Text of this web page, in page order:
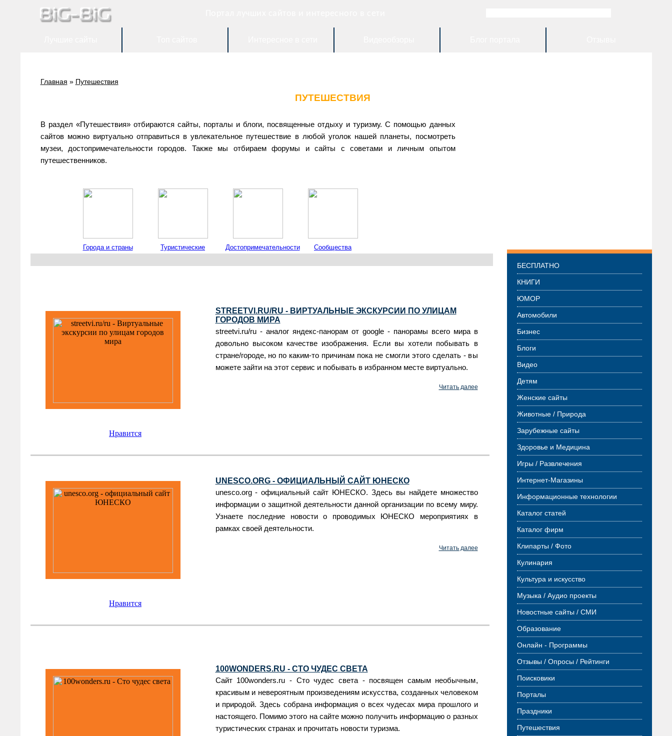
Главная » Путешествия
ПУТЕШЕСТВИЯ
В раздел «Путешествия» отбираются сайты, порталы и блоги, посвященные отдыху и туризму. С помощью данных
сайтов можно виртуально отправиться в увлекательное путешествие в любой уголок нашей планеты, посмотреть
музеи, достопримечательности городов. Также мы отбираем форумы и сайты с советами и личным опытом
путешественников.
Города и страны
Туристические
порталы
Достопримечательности
Сообщества
путешественников
БЕСПЛАТНО
КНИГИ
ЮМОР
Автомобили
Бизнес
Блоги
Видео
Детям
Женские сайты
Животные / Природа
Зарубежные сайты
Здоровье и Медицина
Игры / Развлечения
Интернет-Магазины
Информационные технологии
Каталог статей
Каталог фирм
Клипарты / Фото
Кулинария
Культура и искусство
Музыка / Аудио проекты
Новостные сайты / СМИ
Образование
Онлайн - Программы
Отзывы / Опросы / Рейтинги
Поисковики
Порталы
Праздники
Путешествия
Нравится
STREETVI.RU/RU - ВИРТУАЛЬНЫЕ ЭКСКУРСИИ ПО УЛИЦАМ
ГОРОДОВ МИРА
streetvi.ru/ru - аналог яндекс-панорам от google - панорамы всего мира в
довольно высоком качестве изображения. Если вы хотели побывать в
стране/городе, но по каким-то причинам пока не смогли этого сделать - вы
можете зайти на этот сервис и побывать в избранном месте виртуально.
Читать далее
Нравится
UNESCO.ORG - ОФИЦИАЛЬНЫЙ САЙТ ЮНЕСКО
unesco.org - официальный сайт ЮНЕСКО. Здесь вы найдете множество
информации о защитной деятельности данной организации по всему миру.
Узнаете последние новости о проводимых ЮНЕСКО мероприятиях в
рамках своей деятельности.
Читать далее
100WONDERS.RU - СТО ЧУДЕС СВЕТА
Сайт 100wonders.ru - Сто чудес света - посвящен самым необычным,
красивым и невероятным произведениям искусства, созданных человеком
и природой. Здесь собрана информация о всех чудесах мира прошлого и
настоящего. Помимо этого на сайте можно получить информацию о разных
туристических странах и прочитать новости туризма.